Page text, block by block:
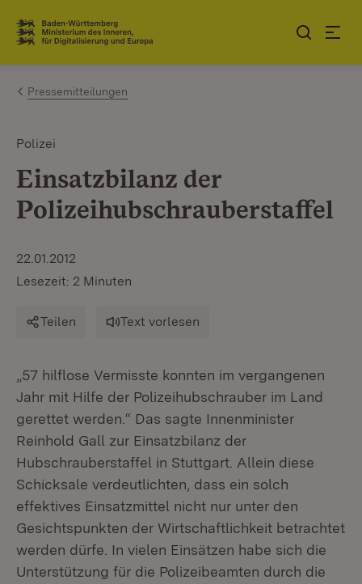
Zum Inhalt springen
Link zur Startseite
Pressemitteilungen
Polizei
Einsatzbilanz der
Polizeihubschrauberstaffel
22.01.2012
Lesezeit: 2 Minuten
Teilen Text vorlesen
„57 hilflose Vermisste konnten im vergangenen
Jahr mit Hilfe der Polizeihubschrauber im Land
gerettet werden.“ Das sagte Innenminister
Reinhold Gall zur Einsatzbilanz der
Hubschrauberstaffel in Stuttgart. Allein diese
Schicksale verdeutlichten, dass ein solch
effektives Einsatzmittel nicht nur unter den
Gesichtspunkten der Wirtschaftlichkeit betrachtet
werden dürfe. In vielen Einsätzen habe sich die
Unterstützung für die Polizeibeamten durch die